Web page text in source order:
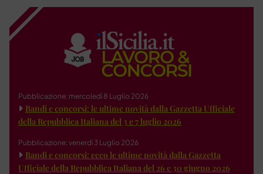
Pubblicazione: mercoledì 8 Luglio 2026
Bandi e concorsi: le ultime novità dalla Gazzetta Ufficiale
della Repubblica Italiana del 3 e 7 luglio 2026
Pubblicazione: venerdì 3 Luglio 2026
Bandi e concorsi: ecco le ultime novità dalla Gazzetta
Ufficiale della Repubblica Italiana del 26 e 30 giugno 2026